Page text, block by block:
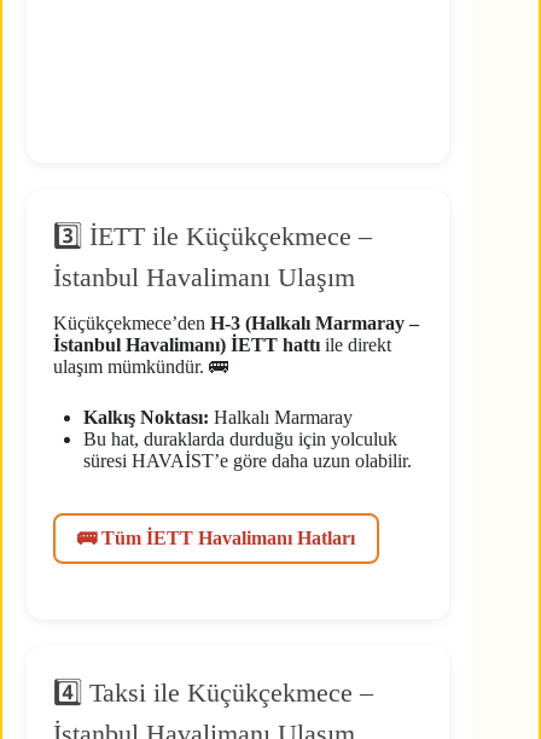
3️⃣ İETT ile Küçükçekmece –
İstanbul Havalimanı Ulaşım
Küçükçekmece’den H-3 (Halkalı Marmaray –
İstanbul Havalimanı) İETT hattı ile direkt
ulaşım mümkündür. 🚌
Kalkış Noktası: Halkalı Marmaray
Bu hat, duraklarda durduğu için yolculuk
süresi HAVAİST’e göre daha uzun olabilir.
🚌 Tüm İETT Havalimanı Hatları
4️⃣ Taksi ile Küçükçekmece –